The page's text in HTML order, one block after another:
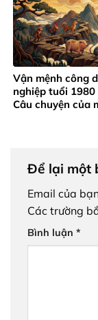
Vận mệnh công
nghiệp tuổi 1980
Câu chuyện của
Để lại một
Email của
Các trường
Bình luận *